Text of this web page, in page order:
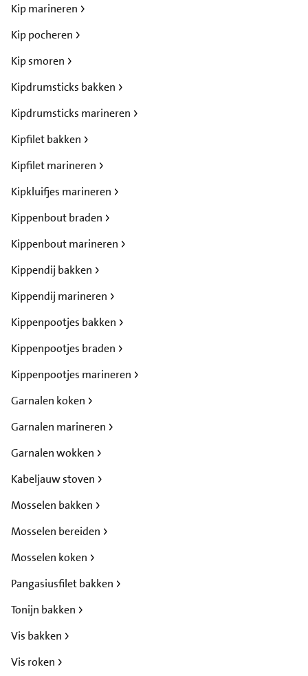
Kip marineren
Kip pocheren
Kip smoren
Kipdrumsticks bakken
Kipdrumsticks marineren
Kipfilet bakken
Kipfilet marineren
Kipkluifjes marineren
Kippenbout braden
Kippenbout marineren
Kippendij bakken
Kippendij marineren
Kippenpootjes bakken
Kippenpootjes braden
Kippenpootjes marineren
Garnalen koken
Garnalen marineren
Garnalen wokken
Kabeljauw stoven
Mosselen bakken
Mosselen bereiden
Mosselen koken
Pangasiusfilet bakken
Tonijn bakken
Vis bakken
Vis roken